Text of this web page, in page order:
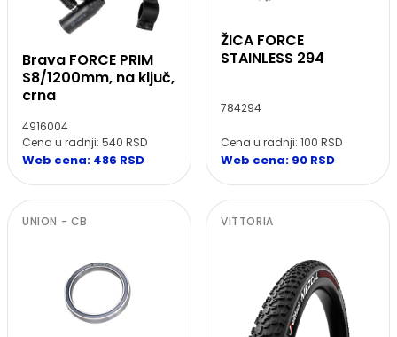
Brava FORCE PRIM
S8/1200mm, na ključ,
crna
4916004
Cena u radnji: 540 RSD
Web cena: 486 RSD
ŽICA FORCE
STAINLESS 294
784294
Cena u radnji: 100 RSD
Web cena: 90 RSD
UNION - CB VITTORIA